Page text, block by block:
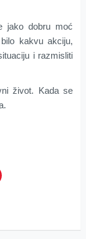
jako dobru moć
kakvu akciju,
i razmisliti
život. Kada se